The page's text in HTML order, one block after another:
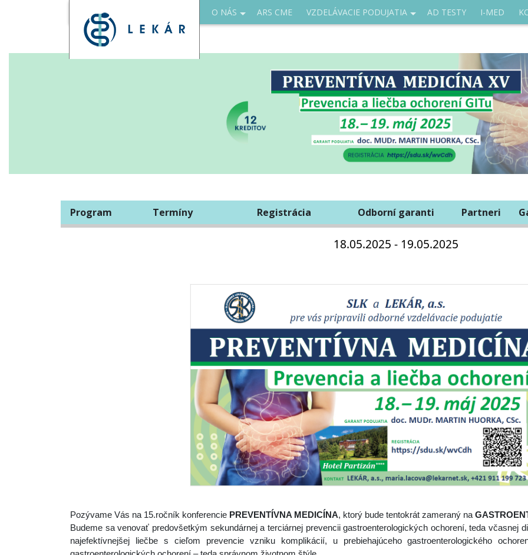
O NÁS ARS CME VZDELÁVACIE PODUJATIA AD TESTY I-MED
Program Termíny Registrácia Odborní garanti Partneri
18.05.2025 - 19.05.2025
Pozývame Vás na 15.ročník konferencie PREVENTÍVNA MEDICÍNA, ktorý bude tentokrát zameraný na
Budeme sa venovať predovšetkým sekundárnej a terciárnej prevencii gastroenterologických ochorení, teda včasnej
najefektívnejšej liečbe s cieľom prevencie vzniku komplikácií, u prebiehajúceho gastroenterologického